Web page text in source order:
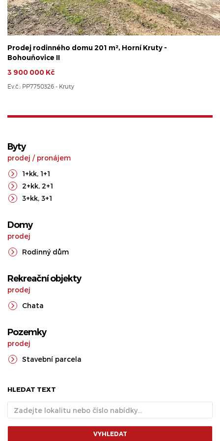
Prodej rodinného domu 201 m², Horní Kruty -
Bohouňovice II
3 900 000 Kč
Ev.č.: PP7750326 - Kruty
Byty
prodej / pronájem
1+kk, 1+1
2+kk, 2+1
3+kk, 3+1
Domy
prodej
Rodinný dům
Rekreační objekty
prodej
Chata
Pozemky
prodej
Stavební parcela
HLEDAT TEXT
VYHLEDAT